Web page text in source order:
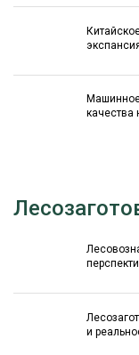
качества
и